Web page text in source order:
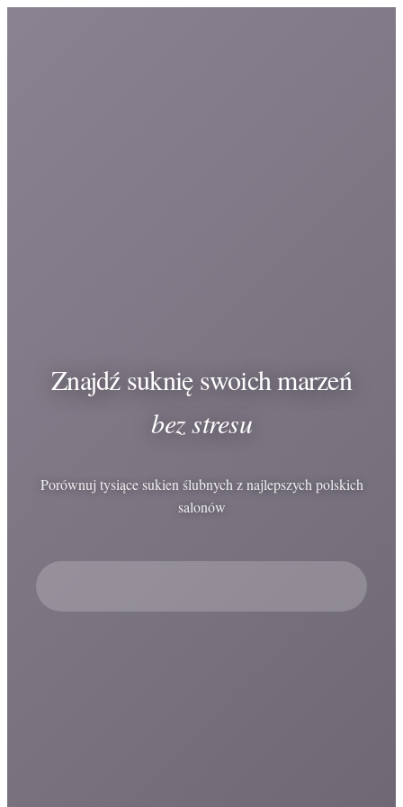
Znajdź suknię swoich marzeń
bez stresu
Porównuj tysiące sukien ślubnych z najlepszych polskich
salonów